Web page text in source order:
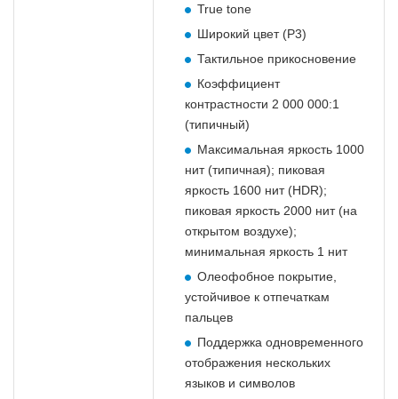
True tone
Широкий цвет (P3)
Тактильное прикосновение
Коэффициент
контрастности 2 000 000:1
(типичный)
Максимальная яркость 1000
нит (типичная); пиковая
яркость 1600 нит (HDR);
пиковая яркость 2000 нит (на
открытом воздухе);
минимальная яркость 1 нит
Олеофобное покрытие,
устойчивое к отпечаткам
пальцев
Поддержка одновременного
отображения нескольких
языков и символов